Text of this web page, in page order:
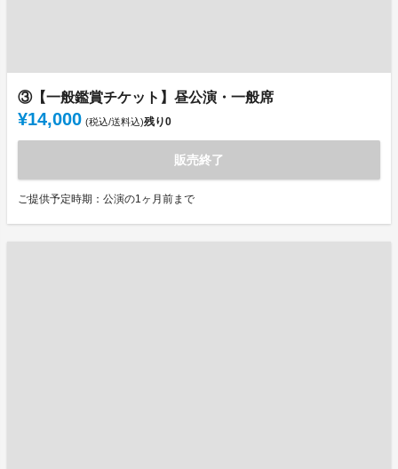
③【一般鑑賞チケット】昼公演・一般席
¥14,000 (税込/送料込)残り0
販売終了
ご提供予定時期：公演の1ヶ月前まで